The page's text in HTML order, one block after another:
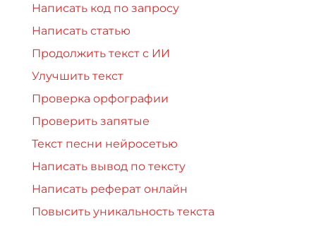
Написать код по запросу
Написать статью
Продолжить текст с ИИ
Улучшить текст
Проверка орфографии
Проверить запятые
Текст песни нейросетью
Написать вывод по тексту
Написать реферат онлайн
Повысить уникальность текста